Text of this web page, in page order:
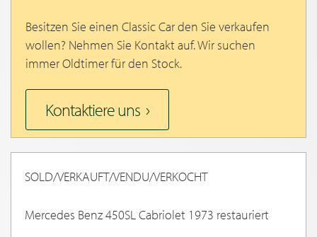
Besitzen Sie einen Classic Car den Sie verkaufen
wollen? Nehmen Sie Kontakt auf. Wir suchen
immer Oldtimer für den Stock.
Kontaktiere uns
SOLD/VERKAUFT/VENDU/VERKOCHT
Mercedes Benz 450SL Cabriolet 1973 restauriert